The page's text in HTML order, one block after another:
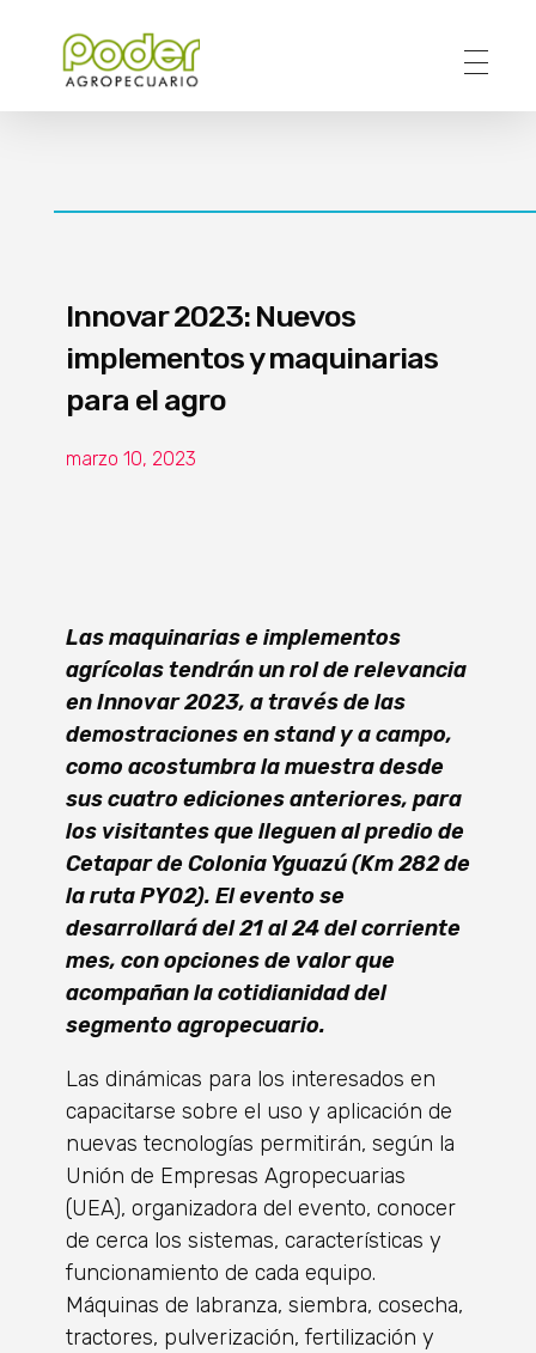
Innovar 2023: Nuevos
implementos y maquinarias
para el agro
marzo 10, 2023
Las maquinarias e implementos
agrícolas tendrán un rol de relevancia
en Innovar 2023, a través de las
demostraciones en stand y a campo,
como acostumbra la muestra desde
sus cuatro ediciones anteriores, para
los visitantes que lleguen al predio de
Cetapar de Colonia Yguazú (Km 282 de
la ruta PY02). El evento se
desarrollará del 21 al 24 del corriente
mes, con opciones de valor que
acompañan la cotidianidad del
segmento agropecuario.
Las dinámicas para los interesados en
capacitarse sobre el uso y aplicación de
nuevas tecnologías permitirán, según la
Unión de Empresas Agropecuarias
(UEA), organizadora del evento, conocer
de cerca los sistemas, características y
funcionamiento de cada equipo.
Máquinas de labranza, siembra, cosecha,
tractores, pulverización, fertilización y